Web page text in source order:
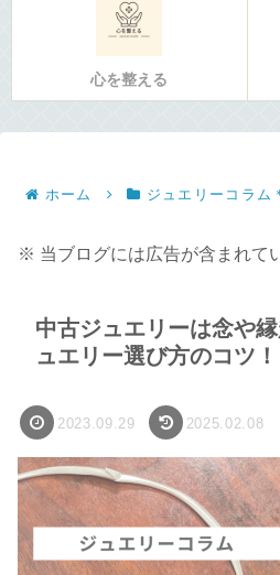
心を整える
ホーム ジュエリーコラム
※ 当ブログには広告が含まれて
中古ジュエリーは念や
ュエリー選び方のコツ！
2023.09.29 2025.02.08